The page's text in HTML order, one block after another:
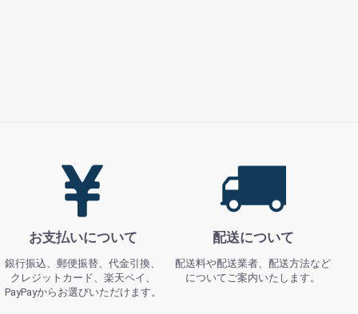
お支払いについて
銀行振込、郵便振替、代金引換、
クレジットカード、楽天ペイ、
PayPayからお選びいただけます。
配送について
配送料や配送業者、配送方法など
についてご案内いたします。